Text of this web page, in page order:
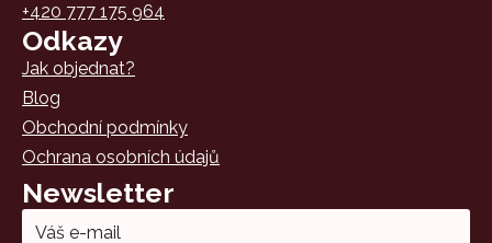
+420 777 175 964
Odkazy
Jak objednat?
Blog
Obchodní podmínky
Ochrana osobních údajů
Newsletter
Email